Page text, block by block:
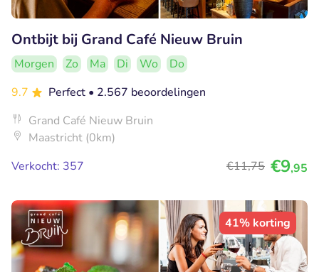
Ontbijt bij Grand Café Nieuw Bruin
Morgen Zo Ma Di Wo
Do
9.7
Perfect • 2.567 beoordelingen
Grand Café Nieuw Bruin
Maastricht (0km)
Verkocht: 357
€11,75 €9,95
41% korting